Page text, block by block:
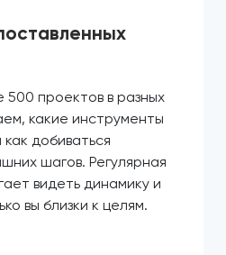
проектов в разных
какие инструменты
добиваться
шагов. Регулярная
видеть динамику и
вы близки к целям.